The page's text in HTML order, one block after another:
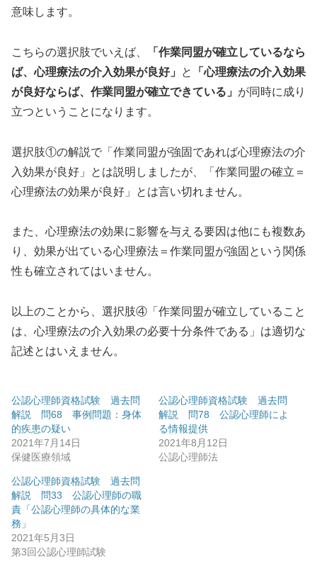
意味します。
こちらの選択肢でいえば、
「作業同盟が確立しているなら
ば、心理療法の介入効果が良好」
と
「心理療法の介入効果
が良好ならば、作業同盟が確立できている」 が同時に成り
立つということになります。
選択肢①の解説で「作業同盟が強固であれば心理療法の介
入効果が良好」とは説明しましたが、「作業同盟の確立＝
心理療法の効果が良好」とは言い切れません。
また、心理療法の効果に影響を与える要因は他にも複数あ
り、効果が出ている心理療法＝作業同盟が強固という関係
性も確立されてはいません。
以上のことから、選択肢④「作業同盟が確立していること
は、心理療法の介入効果の必要十分条件である」は適切な
記述とはいえません。
公認心理師資格試験 過去問
解説 問68 事例問題：身体
的疾患の疑い
2021年7月14日
保健医療領域
公認心理師資格試験 過去問
解説 問78 公認心理師によ
る情報提供
2021年8月12日
公認心理師法
公認心理師資格試験 過去問
解説 問33 公認心理師の職
責「公認心理師の具体的な業
務」
2021年5月3日
第3回公認心理師試験